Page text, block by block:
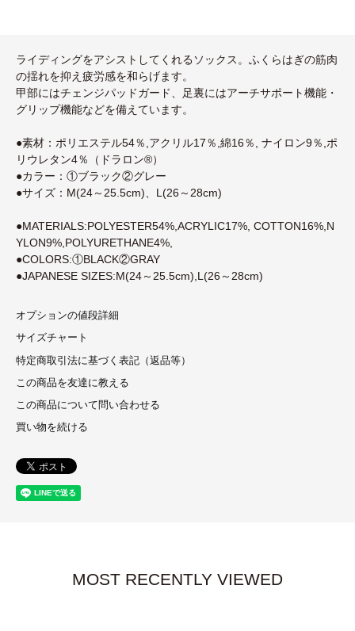
ライディングをアシストしてくれるソックス。ふくらはぎの筋肉
の揺れを抑え疲労感を和らげます。
甲部にはチェンジパッドガード、足裏にはアーチサポート機能・
グリップ機能などを備えています。
●素材：ポリエステル54％,アクリル17％,綿16％, ナイロン9％,ポ
リウレタン4％（ドラロン®）
●カラー：①ブラック②グレー
●サイズ：M(24～25.5cm)、L(26～28cm)
●MATERIALS:POLYESTER54%,ACRYLIC17%, COTTON16%,N
YLON9%,POLYURETHANE4%,
●COLORS:①BLACK②GRAY
●JAPANESE SIZES:M(24～25.5cm),L(26～28cm)
オプションの値段詳細
サイズチャート
特定商取引法に基づく表記（返品等）
この商品を友達に教える
この商品について問い合わせる
買い物を続ける
MOST RECENTLY VIEWED